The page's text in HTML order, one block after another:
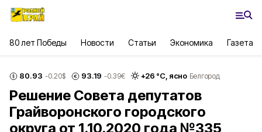
80 лет Победы Новости Статьи Экономика Газета
80.93 -0.20$ 93.19 -0.39€ +26 °С, ясно Белгород
Решение Совета депутатов
Грайворонского городского
округа от 1.10.2020 года №335